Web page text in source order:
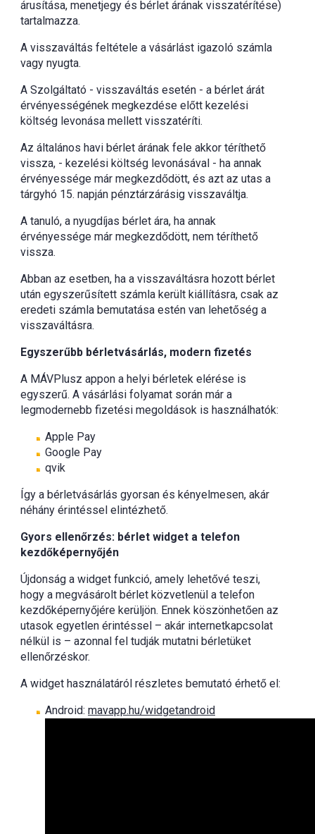
árusítása, menetjegy és bérlet árának visszatérítése)
tartalmazza.
A visszaváltás feltétele a vásárlást igazoló számla
vagy nyugta.
A Szolgáltató - visszaváltás esetén - a bérlet árát
érvényességének megkezdése előtt kezelési
költség levonása mellett visszatéríti.
Az általános havi bérlet árának fele akkor téríthető
vissza, - kezelési költség levonásával - ha annak
érvényessége már megkezdődött, és azt az utas a
tárgyhó 15. napján pénztárzárásig visszaváltja.
A tanuló, a nyugdíjas bérlet ára, ha annak
érvényessége már megkezdődött, nem téríthető
vissza.
Abban az esetben, ha a visszaváltásra hozott bérlet
után egyszerűsített számla került kiállításra, csak az
eredeti számla bemutatása estén van lehetőség a
visszaváltásra.
Egyszerűbb bérletvásárlás, modern fizetés
A MÁVPlusz appon a helyi bérletek elérése is
egyszerű. A vásárlási folyamat során már a
legmodernebb fizetési megoldások is használhatók:
Apple Pay
Google Pay
qvik
Így a bérletvásárlás gyorsan és kényelmesen, akár
néhány érintéssel elintézhető.
Gyors ellenőrzés: bérlet widget a telefon
kezdőképernyőjén
Újdonság a widget funkció, amely lehetővé teszi,
hogy a megvásárolt bérlet közvetlenül a telefon
kezdőképernyőjére kerüljön. Ennek köszönhetően az
utasok egyetlen érintéssel – akár internetkapcsolat
nélkül is – azonnal fel tudják mutatni bérletüket
ellenőrzéskor.
A widget használatáról részletes bemutató érhető el:
Android: mavapp.hu/widgetandroid